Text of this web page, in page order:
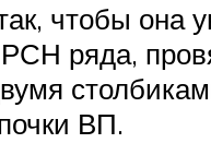
чтобы она
ряда,
ВП.